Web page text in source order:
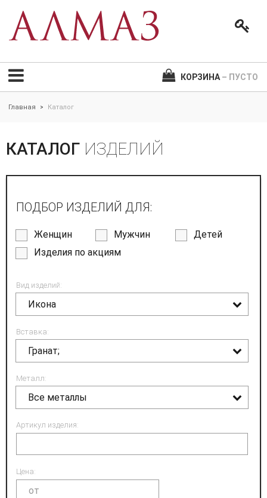
КОРЗИНА – ПУСТО
Главная > Каталог
КАТАЛОГ ИЗДЕЛИЙ
ПОДБОР ИЗДЕЛИЙ ДЛЯ:
Женщин Мужчин
Детей
Изделия по акциям
Вид изделий:
Икона
Вставка:
Гранат;
Металл:
Все металлы
Артикул изделия:
Цена: